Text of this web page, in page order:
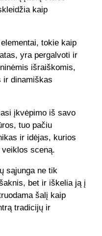
kaip
tokie kaip
yra pergalvoti ir
išraiškomis,
ir dinamiškas
įkvėpimo iš savo
tuo pačiu
ir idėjas, kurios
sceną.
sąjunga ne tik
bet ir iškelia ją į
šalį kaip
tradicijų ir